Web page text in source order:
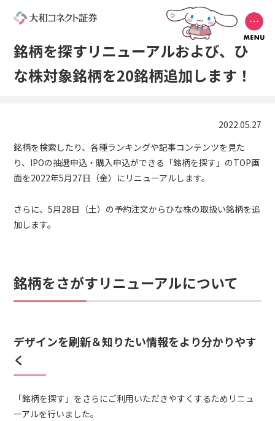
銘柄を探すリニューアルおよび、ひ
な株対象銘柄を20銘柄追加します！
2022.05.27
銘柄を検索したり、各種ランキングや記事コンテンツを見た
り、IPOの抽選申込・購入申込ができる「銘柄を探す」のTOP画
面を2022年5月27日（金）にリニューアルします。
さらに、5月28日（土）の予約注文からひな株の取扱い銘柄を追
加します。
銘柄をさがすリニューアルについて
デザインを刷新＆知りたい情報をより分かりやす
く
「銘柄を探す」をさらにご利用いただきやすくするためリニュ
ーアルを行いました。